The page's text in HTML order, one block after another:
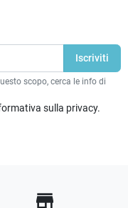
scopo, cerca le info di
sulla privacy.
store